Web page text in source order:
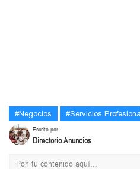
#Negocios #Servicios
Escrito por
Directorio Anuncios